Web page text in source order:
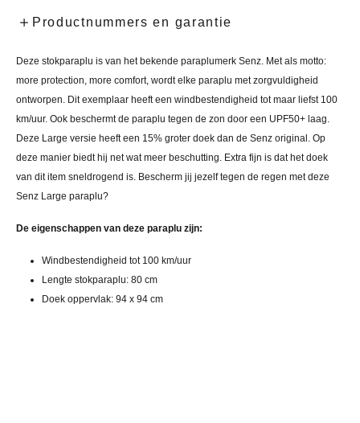
Productnummers en garantie
Deze stokparaplu is van het bekende paraplumerk Senz. Met als motto:
more protection, more comfort, wordt elke paraplu met zorgvuldigheid
ontworpen. Dit exemplaar heeft een windbestendigheid tot maar liefst 100
km/uur. Ook beschermt de paraplu tegen de zon door een UPF50+ laag.
Deze Large versie heeft een 15% groter doek dan de Senz original. Op
deze manier biedt hij net wat meer beschutting. Extra fijn is dat het doek
van dit item sneldrogend is. Bescherm jij jezelf tegen de regen met deze
Senz Large paraplu?
De eigenschappen van deze paraplu zijn:
Windbestendigheid tot 100 km/uur
Lengte stokparaplu: 80 cm
Doek oppervlak: 94 x 94 cm